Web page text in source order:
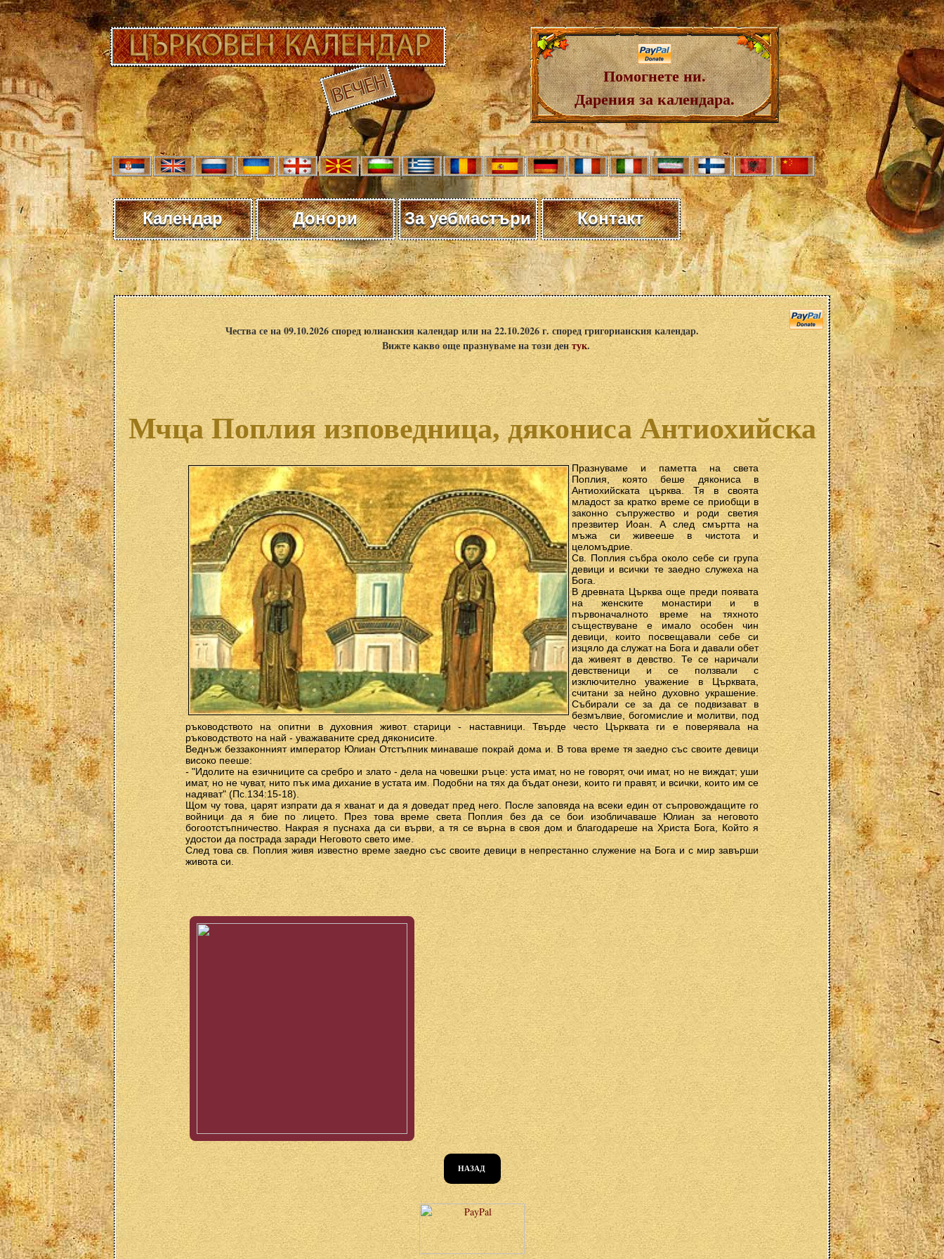
Помогнете ни.
Дарения за календара.
Календар Донори За уебмастъри Контакт
Чества се на 09.10.2026 според юлианския календар или на 22.10.2026 г. според григорианския календар.
Вижте какво още празнуваме на този дентук.
Мчца Поплия изповедница, дякониса Антиохийска
Празнуваме и паметта на света
Поплия, която беше дякониса в
Антиохийската църква. Тя в своята
младост за кратко време се приобщи в
законно съпружество и роди светия
презвитер Иоан. А след смъртта на
мъжа си живееше в чистота и
целомъдрие.
Св. Поплия събра около себе си група
девици и всички те заедно служеха на
Бога.
В древната Църква още преди появата
на женските монастири и в
първоначалното време на тяхното
съществуване е имало особен чин
девици, които посвещавали себе си
изцяло да служат на Бога и давали обет
да живеят в девство. Те се наричали
девственици и се ползвали с
изключително уважение в Църквата,
считани за нейно духовно украшение.
Събирали се за да се подвизават в
безмълвие, богомислие и молитви, под
ръководството на опитни в духовния живот старици - наставници. Твърде често Църквата ги е поверявала на
ръководството на най - уважаваните сред дяконисите.
Веднъж беззаконният император Юлиан Отстъпник минаваше покрай дома и. В това време тя заедно със своите девици
високо пееше:
- "Идолите на езичниците са сребро и злато - дела на човешки ръце: уста имат, но не говорят, очи имат, но не виждат; уши
имат, но не чуват, нито пък има дихание в устата им. Подобни на тях да бъдат онези, които ги правят, и всички, които им се
надяват" (Пс.134:15-18).
Щом чу това, царят изпрати да я хванат и да я доведат пред него. После заповяда на всеки един от съпровождащите го
войници да я бие по лицето. През това време света Поплия без да се бои изобличаваше Юлиан за неговото
богоотстъпничество. Накрая я пуснаха да си върви, а тя се върна в своя дом и благодареше на Христа Бога, Който я
удостои да пострада заради Неговото свето име.
След това св. Поплия живя известно време заедно със своите девици в непрестанно служение на Бога и с мир завърши
живота си.
НАЗАД